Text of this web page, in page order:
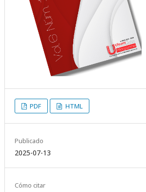
PDF HTML
Publicado
2025-07-13
Cómo citar